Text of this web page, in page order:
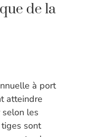
de la
à port
atteindre
les
tiges sont